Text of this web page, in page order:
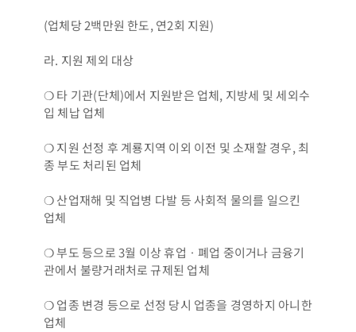
(업체당 2백만원 한도, 연2회 지원)
라. 지원 제외 대상
❍ 타 기관(단체)에서 지원받은 업체, 지방세 및 세외수
입 체납 업체
❍ 지원 선정 후 계룡지역 이외 이전 및 소재할 경우, 최
종 부도 처리된 업체
❍ 산업재해 및 직업병 다발 등 사회적 물의를 일으킨
업체
❍ 부도 등으로 3월 이상 휴업ㆍ폐업 중이거나 금융기
관에서 불량거래처로 규제된 업체
❍ 업종 변경 등으로 선정 당시 업종을 경영하지 아니한
업체